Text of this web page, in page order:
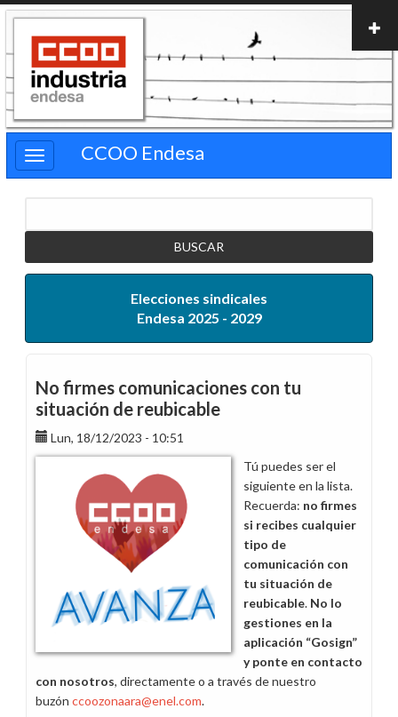
Pasar
contenido
principal
CCOO Endesa
Elecciones sindicales
Endesa 2025 - 2029
No firmes comunicaciones con tu
situación de reubicable
Lun, 18/12/2023 - 10:51
Tú puedes ser el
siguiente en la lista.
Recuerda: no firmes
si recibes cualquier
tipo de
comunicación con
tu situación de
reubicable. No lo
gestiones en la
aplicación “Gosign”
y ponte en contacto
con nosotros, directamente o a través de nuestro
buzón ccoozonaara@enel.com.